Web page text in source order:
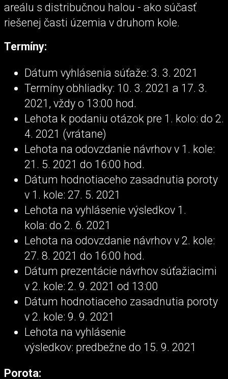
areálu s distribučnou halou - ako súčasť
riešenej časti územia v druhom kole.
Termíny:
Dátum vyhlásenia súťaže: 3. 3. 2021
Termíny obhliadky: 10. 3. 2021 a 17. 3.
2021, vždy o 13:00 hod.
Lehota k podaniu otázok pre 1. kolo: do 2.
4. 2021 (vrátane)
Lehota na odovzdanie návrhov v 1. kole:
21. 5. 2021 do 16:00 hod.
Dátum hodnotiaceho zasadnutia poroty
v 1. kole: 27. 5. 2021
Lehota na vyhlásenie výsledkov 1.
kola: do 2. 6. 2021
Lehota na odovzdanie návrhov v 2. kole:
27. 8. 2021 do 16:00 hod.
Dátum prezentácie návrhov súťažiacimi
v 2. kole: 2. 9. 2021 od 13:00
Dátum hodnotiaceho zasadnutia poroty
v 2. kole: 9. 9. 2021
Lehota na vyhlásenie
výsledkov: predbežne do 15. 9. 2021
Porota: